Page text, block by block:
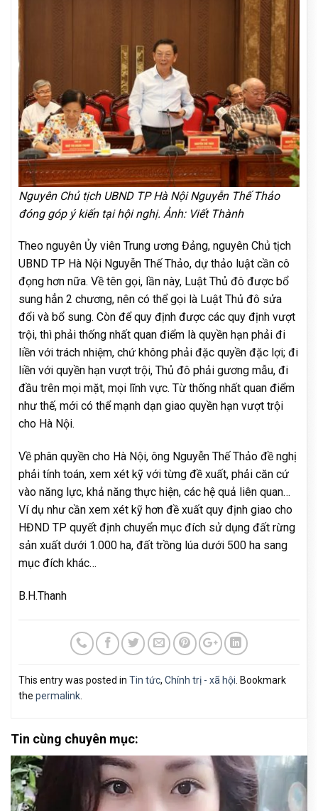
Nguyên Chủ tịch UBND TP Hà Nội Nguyễn Thế Thảo
đóng góp ý kiến tại hội nghị. Ảnh: Viết Thành
Theo nguyên Ủy viên Trung ương Đảng, nguyên Chủ tịch
UBND TP Hà Nội Nguyễn Thế Thảo, dự thảo luật cần cô
đọng hơn nữa. Về tên gọi, lần này, Luật Thủ đô được bổ
sung hẳn 2 chương, nên có thể gọi là Luật Thủ đô sửa
đổi và bổ sung. Còn để quy định được các quy định vượt
trội, thì phải thống nhất quan điểm là quyền hạn phải đi
liền với trách nhiệm, chứ không phải đặc quyền đặc lợi; đi
liền với quyền hạn vượt trội, Thủ đô phải gương mẫu, đi
đầu trên mọi mặt, mọi lĩnh vực. Từ thống nhất quan điểm
như thế, mới có thể mạnh dạn giao quyền hạn vượt trội
cho Hà Nội.
Về phân quyền cho Hà Nội, ông Nguyễn Thế Thảo đề nghị
phải tính toán, xem xét kỹ với từng đề xuất, phải căn cứ
vào năng lực, khả năng thực hiện, các hệ quả liên quan…
Ví dụ như cần xem xét kỹ hơn đề xuất quy định giao cho
HĐND TP quyết định chuyển mục đích sử dụng đất rừng
sản xuất dưới 1.000 ha, đất trồng lúa dưới 500 ha sang
mục đích khác…
B.H.Thanh
This entry was posted in Tin tức, Chính trị - xã hội . Bookmark
the permalink
Tin cùng chuyên mục: